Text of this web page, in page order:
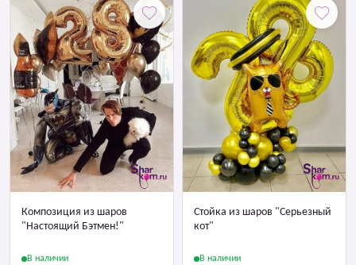
Композиция из шаров
"Настоящий Бэтмен!"
В наличии
Стойка из шаров "Серьезный
кот"
В наличии